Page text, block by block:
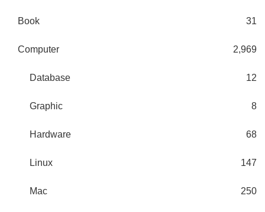
Book 31
Computer 2,969
Database 12
Graphic 8
Hardware 68
Linux 147
Mac 250